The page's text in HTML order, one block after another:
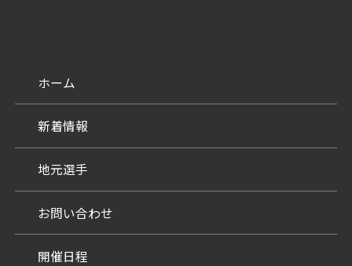
ホーム
新着情報
地元選手
お問い合わせ
開催日程